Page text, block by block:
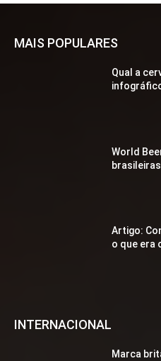
MAIS POPULARES
Qual a
World
Artigo:
o que era
INTERNACIONAL
Marca